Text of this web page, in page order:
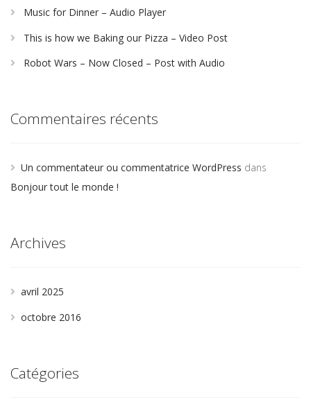
Music for Dinner – Audio Player
This is how we Baking our Pizza – Video Post
Robot Wars – Now Closed – Post with Audio
Commentaires récents
Un commentateur ou commentatrice WordPress dans
Bonjour tout le monde !
Archives
avril 2025
octobre 2016
Catégories